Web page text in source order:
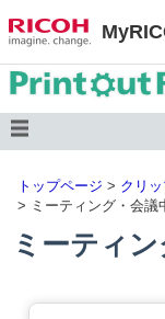
トップページ > クリ
> ミーティング・会議
ミーティ